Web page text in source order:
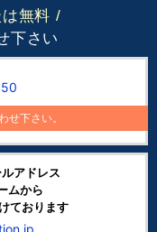
無料 /
下さい
せ下さい。
アドレス
ムから
ております